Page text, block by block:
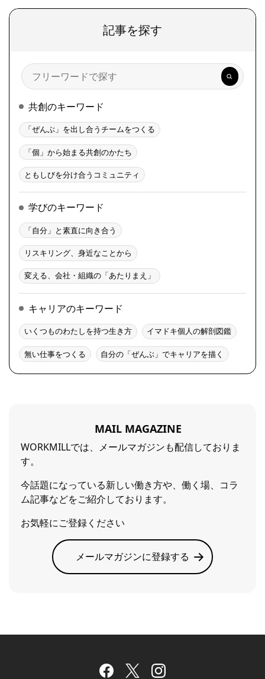
記事を探す
検
索
共創のキーワード
「ぜんぶ」を出し合うチームをつくる
「個」から始まる共創のかたち
ともしびを分け合うコミュニティ
学びのキーワード
「自分」と素直に向き合う
リスキリング、身近なことから
変える、会社・組織の「あたりまえ」
キャリアのキーワード
いくつものわたしを持つ生き方 イマドキ個人の解剖図鑑
無い仕事をつくる 自分の「ぜんぶ」でキャリアを描く
MAIL MAGAZINE
WORKMILLでは、メールマガジンも配信しておりま
す。
今話題になっている新しい働き方や、働く場、コラ
ム記事などをご紹介しております。
お気軽にご登録ください
メールマガジンに登録する
Facebook
TwitterInstagram